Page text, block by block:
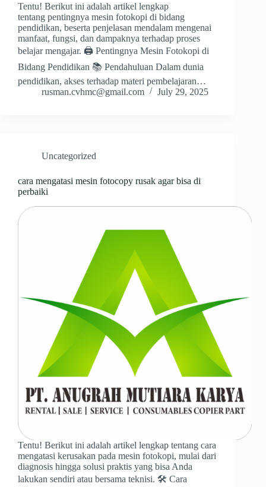
Tentu! Berikut ini adalah artikel lengkap
tentang pentingnya mesin fotokopi di bidang
pendidikan, beserta penjelasan mendalam mengenai
manfaat, fungsi, dan dampaknya terhadap proses
belajar mengajar. 🖨️ Pentingnya Mesin Fotokopi di
Bidang Pendidikan 📚 Pendahuluan Dalam dunia
pendidikan, akses terhadap materi pembelajaran…
rusman.cvhmc@gmail.com
July 29, 2025
Uncategorized
cara mengatasi mesin fotocopy rusak agar bisa di
perbaiki
Tentu! Berikut ini adalah artikel lengkap tentang cara
mengatasi kerusakan pada mesin fotokopi, mulai dari
diagnosis hingga solusi praktis yang bisa Anda
lakukan sendiri atau bersama teknisi. 🛠️ Cara